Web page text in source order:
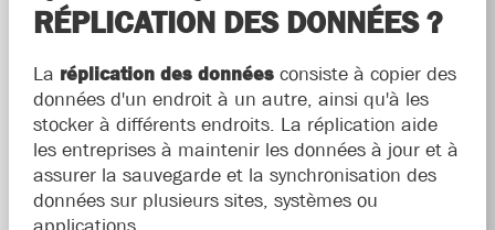
RÉPLICATION DES DONNÉES ?
La réplication des donnéesconsiste à copier des
données d'un endroit à un autre, ainsi qu'à les
stocker à différents endroits. La réplication aide
les entreprises à maintenir les données à jour et à
assurer la sauvegarde et la synchronisation des
données sur plusieurs sites, systèmes ou
applications.